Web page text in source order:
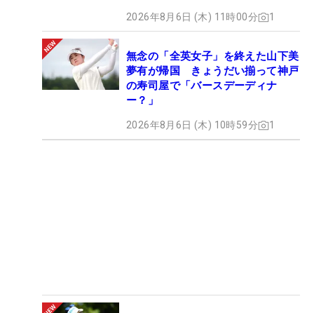
2026年8月6日 (木) 11時00分 1
無念の「全英女子」を終えた山下美
夢有が帰国 きょうだい揃って神戸
の寿司屋で「バースデーディナ
ー？」
2026年8月6日 (木) 10時59分 1